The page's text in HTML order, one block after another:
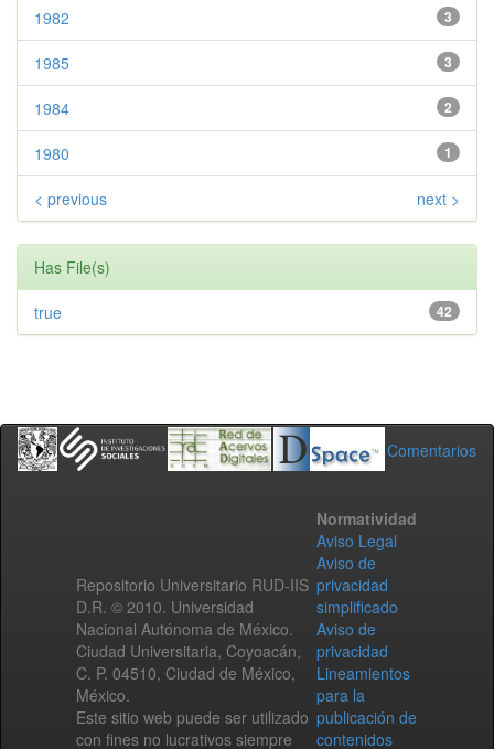
3
1982
3
1985
2
1984
1
1980
< previous next >
Has File(s)
42
true
Comentarios
Repositorio Universitario RUD-IIS
D.R. © 2010. Universidad
Nacional Autónoma de México.
Ciudad Universitaria, Coyoacán,
C. P. 04510, Ciudad de México,
México.
Este sitio web puede ser utilizado
con fines no lucrativos siempre
Normatividad
Aviso Legal
Aviso de
privacidad
simplificado
Aviso de
privacidad
Lineamientos
para la
publicación de
contenidos